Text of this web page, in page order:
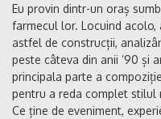
Eu provin dintr-un oraș
farmecul lor. Locuind acolo,
astfel de construcții,
peste câteva din anii ’90 și
principala parte a
pentru a reda complet stilul
Ce ține de eveniment,